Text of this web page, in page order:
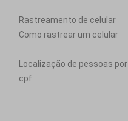
Rastreamento de celular
Como rastrear um celular
Localização de pessoas por
cpf